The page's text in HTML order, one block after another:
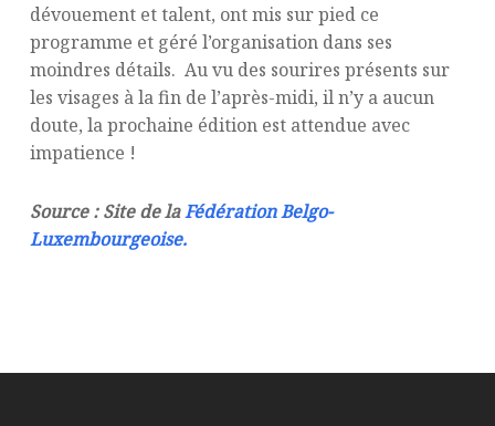
dévouement et talent, ont mis sur pied ce
programme et géré l’organisation dans ses
moindres détails. Au vu des sourires présents sur
les visages à la fin de l’après-midi, il n’y a aucun
doute, la prochaine édition est attendue avec
impatience !
Source : Site de laFédération Belgo-
Luxembourgeoise.